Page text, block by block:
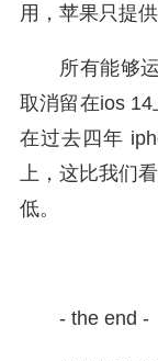
用，苹果只提
所有能够
取消留在ios
在过去四年
上，这比我们
低。
- the end -